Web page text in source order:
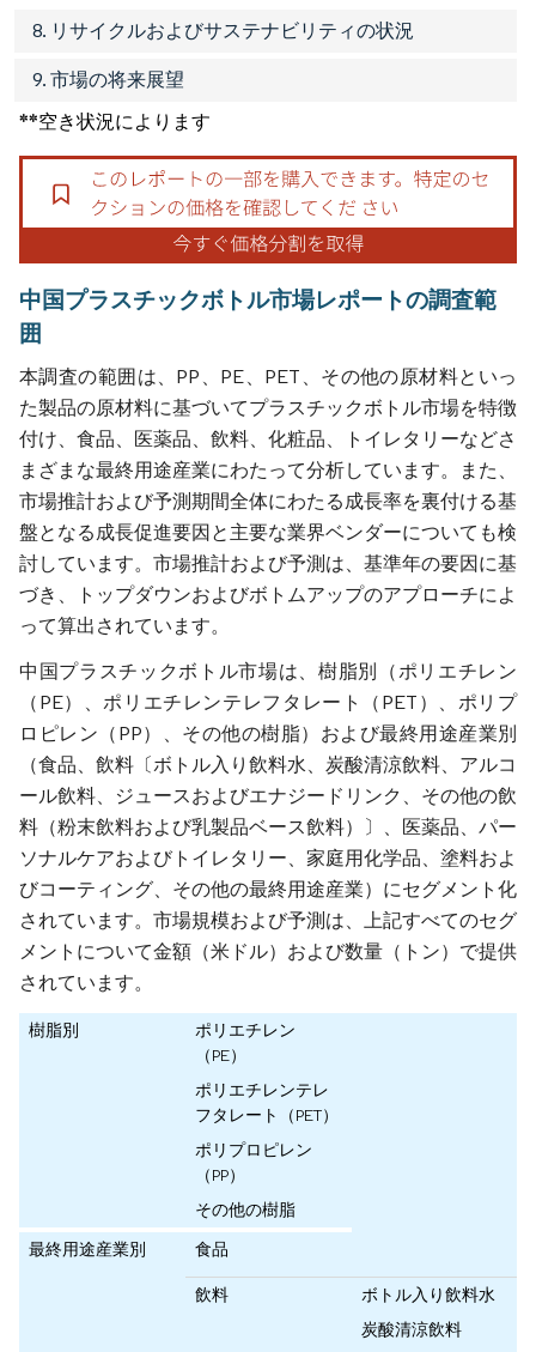
8. リサイクルおよびサステナビリティの状況
9. 市場の将来展望
**空き状況によります
中国プラスチックボトル市場レポートの調査範
囲
本調査の範囲は、PP、PE、PET、その他の原材料といっ
た製品の原材料に基づいてプラスチックボトル市場を特徴
付け、食品、医薬品、飲料、化粧品、トイレタリーなどさ
まざまな最終用途産業にわたって分析しています。また、
市場推計および予測期間全体にわたる成長率を裏付ける基
盤となる成長促進要因と主要な業界ベンダーについても検
討しています。市場推計および予測は、基準年の要因に基
づき、トップダウンおよびボトムアップのアプローチによ
って算出されています。
中国プラスチックボトル市場は、樹脂別（ポリエチレン
（PE）、ポリエチレンテレフタレート（PET）、ポリプ
ロピレン（PP）、その他の樹脂）および最終用途産業別
（食品、飲料〔ボトル入り飲料水、炭酸清涼飲料、アルコ
ール飲料、ジュースおよびエナジードリンク、その他の飲
料（粉末飲料および乳製品ベース飲料）〕、医薬品、パー
ソナルケアおよびトイレタリー、家庭用化学品、塗料およ
びコーティング、その他の最終用途産業）にセグメント化
されています。市場規模および予測は、上記すべてのセグ
メントについて金額（米ドル）および数量（トン）で提供
されています。
樹脂別
ポリエチレン
（PE）
ポリエチレンテレ
フタレート（PET）
ポリプロピレン
（PP）
その他の樹脂
最終用途産業別
食品
飲料
ボトル入り飲料水
炭酸清涼飲料